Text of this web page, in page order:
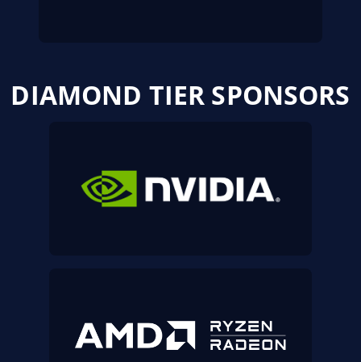
DIAMOND TIER SPONSORS